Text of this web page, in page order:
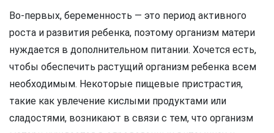
Во-первых, беременность — это период активного
роста и развития ребенка, поэтому организм матери
нуждается в дополнительном питании. Хочется есть,
чтобы обеспечить растущий организм ребенка всем
необходимым. Некоторые пищевые пристрастия,
такие как увлечение кислыми продуктами или
сладостями, возникают в связи с тем, что организм